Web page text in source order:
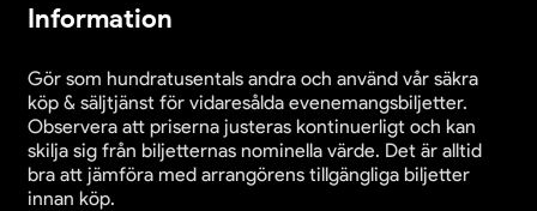
Information
Gör som hundratusentals andra och använd vår säkra
köp & säljtjänst för vidaresålda evenemangsbiljetter.
Observera att priserna justeras kontinuerligt och kan
skilja sig från biljetternas nominella värde. Det är alltid
bra att jämföra med arrangörens tillgängliga biljetter
innan köp.